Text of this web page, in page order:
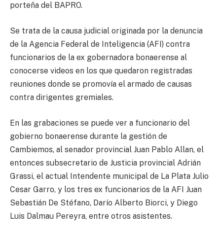
porteña del BAPRO.
Se trata de la causa judicial originada por la denuncia
de la Agencia Federal de Inteligencia (AFI) contra
funcionarios de la ex gobernadora bonaerense al
conocerse videos en los que quedaron registradas
reuniones donde se promovía el armado de causas
contra dirigentes gremiales.
En las grabaciones se puede ver a funcionario del
gobierno bonaerense durante la gestión de
Cambiemos, al senador provincial Juan Pablo Allan, el
entonces subsecretario de Justicia provincial Adrián
Grassi, el actual Intendente municipal de La Plata Julio
Cesar Garro, y los tres ex funcionarios de la AFI Juan
Sebastián De Stéfano, Darío Alberto Biorci, y Diego
Luis Dalmau Pereyra, entre otros asistentes.